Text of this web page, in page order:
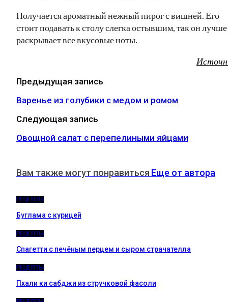
Получается ароматный нежный пирог с вишней. Его
стоит подавать к столу слегка остывшим, так он лучше
раскрывает все вкусовые ноты.
Предыдущая запись
Варенье из голубики с медом и ромом
Следующая запись
Овощной салат с перепелиными яйцами
Вам также могут понравиться Еще от автора
РЕЦЕПТЫ
Буглама с курицей
РЕЦЕПТЫ
Спагетти с печёным перцем и сыром страчателла
РЕЦЕПТЫ
Пхали ки сабджи из стручковой фасоли